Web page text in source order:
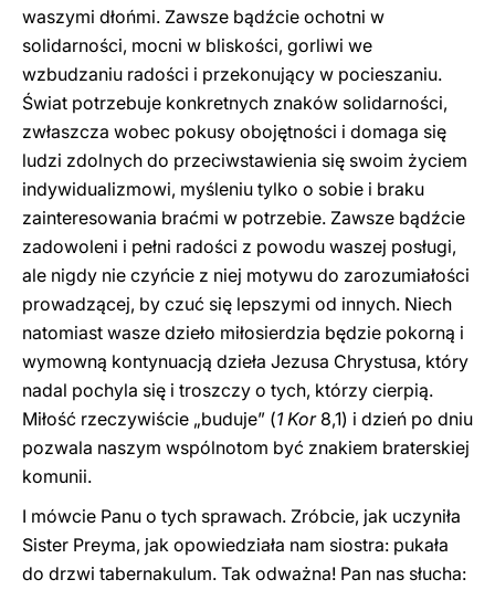
waszymi dłońmi. Zawsze bądźcie ochotni w
solidarności, mocni w bliskości, gorliwi we
wzbudzaniu radości i przekonujący w pocieszaniu.
Świat potrzebuje konkretnych znaków solidarności,
zwłaszcza wobec pokusy obojętności i domaga się
ludzi zdolnych do przeciwstawienia się swoim życiem
indywidualizmowi, myśleniu tylko o sobie i braku
zainteresowania braćmi w potrzebie. Zawsze bądźcie
zadowoleni i pełni radości z powodu waszej posługi,
ale nigdy nie czyńcie z niej motywu do zarozumiałości
prowadzącej, by czuć się lepszymi od innych. Niech
natomiast wasze dzieło miłosierdzia będzie pokorną i
wymowną kontynuacją dzieła Jezusa Chrystusa, który
nadal pochyla się i troszczy o tych, którzy cierpią.
Miłość rzeczywiście „buduje” (1 Kor8,1) i dzień po dniu
pozwala naszym wspólnotom być znakiem braterskiej
komunii.
I mówcie Panu o tych sprawach. Zróbcie, jak uczyniła
Sister Preyma, jak opowiedziała nam siostra: pukała
do drzwi tabernakulum. Tak odważna! Pan nas słucha: